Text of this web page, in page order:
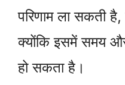
परिणाम ला सकती
क्योंकि इसमें समय
हो सकता है।